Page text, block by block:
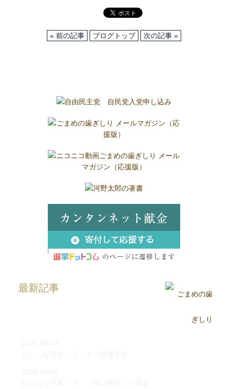
« 前の記事 ブログトップ 次の記事 »
最新記事